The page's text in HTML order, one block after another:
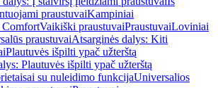
praustuvaiKampiniai
ComfortVaikiški praustuvaiPraustuvaiLoviniai
praustuvaiAtsarginės dalys: Kiti
Plautuvės išpilti ypač užterštą
Plautuvės išpilti ypač užterštą
su nuleidimo funkcijaUniversalios